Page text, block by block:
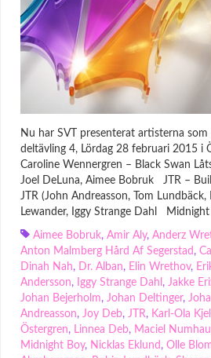
Nu har SVT presenterat artisterna
deltävling 4, Lördag 28 februari 2015 i
Caroline Wennergren – Black Swan
Joel DeLuna, Aimee Bobruk JTR –
JTR (John Andreasson, Tom
Lewander, Iggy Strange Dahl
Aimee Bobruk, Amir Aly, Anderz
Anton Malmberg Hård Af Segerstad ,
Dinah Nah, Dr. Alban, Elin Wrethov,
Andersson, Iggy Strange Dahl , Jakke
Johan Bejerholm, Johan Deltinger,
Andreasson, Joy Deb, JTR, Karl-Ola
Östergren, Linnea Deb, Maciel
Midnight Boy, Nicklas Eklund , Olle